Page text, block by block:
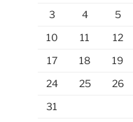
3
4 5
10
11 12
17
18 19
24
25 26
31